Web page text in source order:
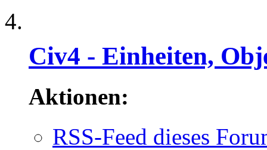
Civ4 - Einheiten,
Aktionen:
RSS-Feed dieses